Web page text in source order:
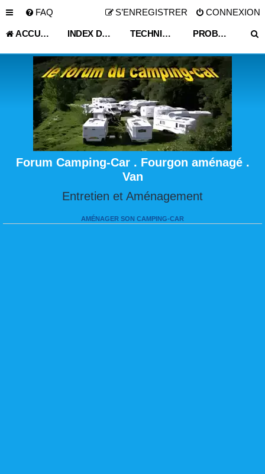
FAQ CONNEXION
S’ENREGISTRER
ACCUEIL INDEX DU FORUM TECHNIQUE VIE PRATIQUE PROBLÈME PORTEUR,CHASSIS,CABINE
Forum Camping-Car . Fourgon aménagé .
Van
Entretien et Aménagement
AMÉNAGER SON CAMPING-CAR